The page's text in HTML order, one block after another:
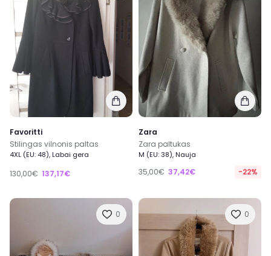
Favoritti
Stilingas vilnonis paltas
4XL (EU: 48), Labai gera
130,00€ 137,17€
Zara
Zara paltukas
M (EU: 38), Nauja
35,00€ 37,42€ -22%
0 0